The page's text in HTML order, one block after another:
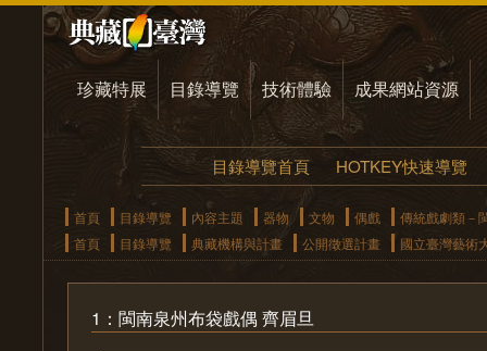
珍藏特展 目錄導覽 技術體驗 成果網站資源
目錄導覽首頁 HOTKEY快速導覽
首頁 目錄導覽 內容主題 器物 文物 偶戲
傳統戲劇類－
首頁
目錄導覽 典藏機構與計畫 公開徵選計畫 國立臺灣藝術
1：閩南泉州布袋戲偶 齊眉旦